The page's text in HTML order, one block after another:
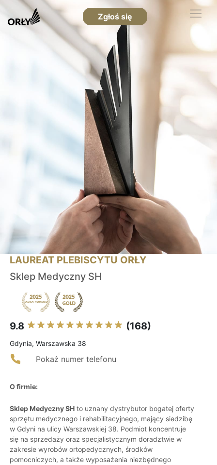
Zgłoś się
LAUREAT PLEBISCYTU ORŁY
Sklep Medyczny SH
9.8 (168)
Gdynia, Warszawska 38
Pokaż numer telefonu
O firmie:
Sklep Medyczny SH to uznany dystrybutor bogatej oferty
sprzętu medycznego i rehabilitacyjnego, mający siedzibę
w Gdyni na ulicy Warszawskiej 38. Podmiot koncentruje
się na sprzedaży oraz specjalistycznym doradztwie w
zakresie wyrobów ortopedycznych, środków
pomocniczych, a także wyposażenia niezbędnego